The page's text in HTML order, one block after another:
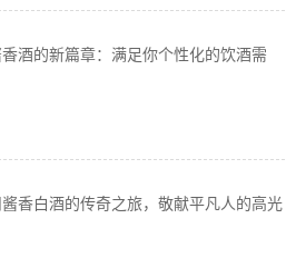
酒的新篇章：满足你个性化的饮酒需
香白酒的传奇之旅，敬献平凡人的高光